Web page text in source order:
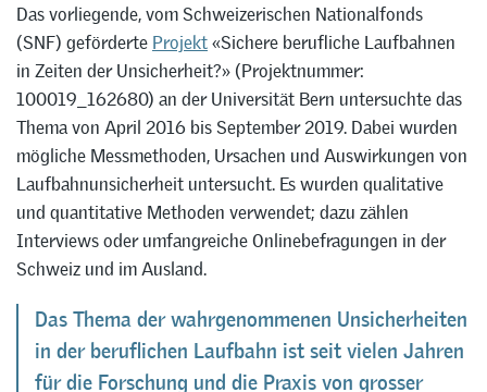
Das vorliegende, vom Schweizerischen Nationalfonds
(SNF) geförderte Projekt«Sichere berufliche Laufbahnen
in Zeiten der Unsicherheit?» (Projektnummer:
100019_162680) an der Universität Bern untersuchte das
Thema von April 2016 bis September 2019. Dabei wurden
mögliche Messmethoden, Ursachen und Auswirkungen von
Laufbahnunsicherheit untersucht. Es wurden qualitative
und quantitative Methoden verwendet; dazu zählen
Interviews oder umfangreiche Onlinebefragungen in der
Schweiz und im Ausland.
Das Thema der wahrgenommenen Unsicherheiten
in der beruflichen Laufbahn ist seit vielen Jahren
für die Forschung und die Praxis von grosser